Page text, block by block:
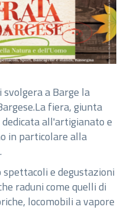
a Barge la
fiera, giunta
all'artigianato e
in particolare alla
e degustazioni
raduni come quelli di
locomobili a vapore